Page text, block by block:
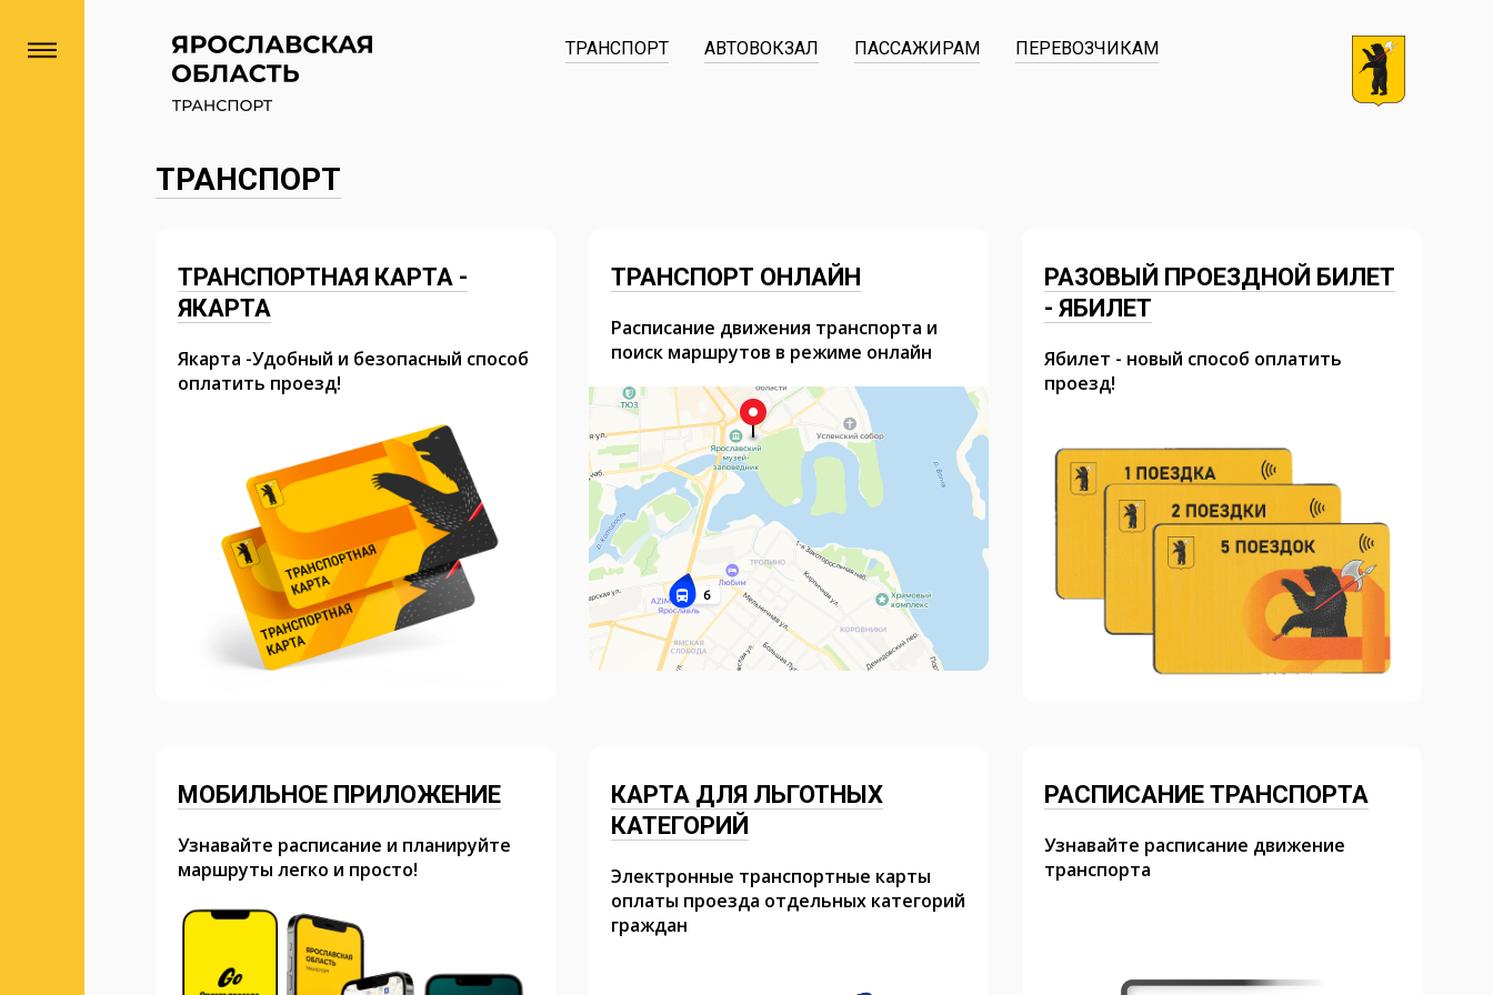
ТРАНСПОРТ АВТОВОКЗАЛ ПАССАЖИРАМ ПЕРЕВОЗЧИКАМ
ТРАНСПОРТ
ТРАНСПОРТНАЯ КАРТА -
ЯКАРТА
Якарта -Удобный и безопасный способ
оплатить проезд!
ТРАНСПОРТ ОНЛАЙН
Расписание движения транспорта и
поиск маршрутов в режиме онлайн
РАЗОВЫЙ ПРОЕЗДНОЙ БИЛЕТ
- ЯБИЛЕТ
Ябилет - новый способ оплатить
проезд!
МОБИЛЬНОЕ ПРИЛОЖЕНИЕ
Узнавайте расписание и планируйте
маршруты легко и просто!
КАРТА ДЛЯ ЛЬГОТНЫХ
КАТЕГОРИЙ
Электронные транспортные карты
оплаты проезда отдельных категорий
граждан
РАСПИСАНИЕ ТРАНСПОРТА
Узнавайте расписание движение
транспорта